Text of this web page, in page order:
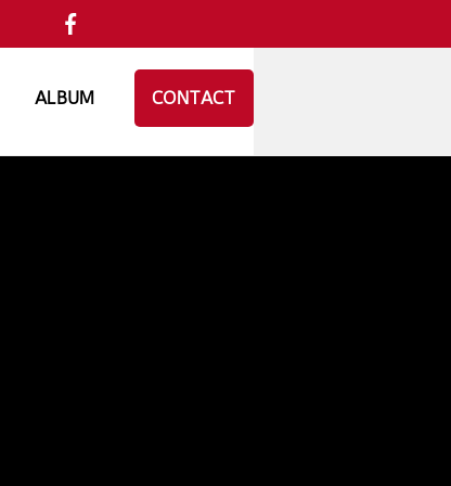
ALBUM CONTACT